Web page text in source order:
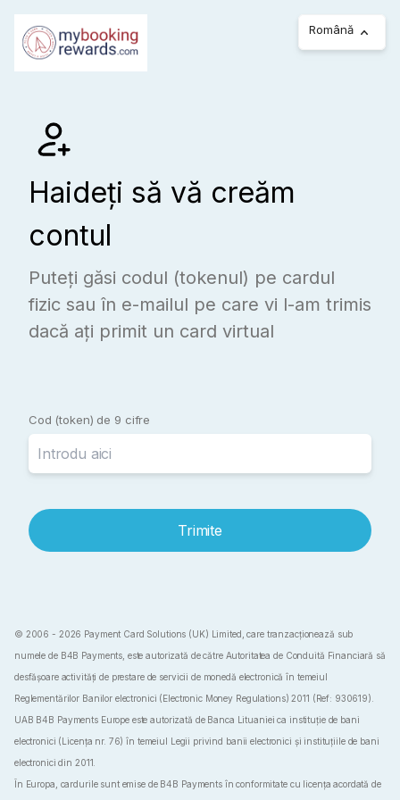
Română
Haideți să vă creăm
contul
Puteți găsi codul (tokenul) pe cardul
fizic sau în e-mailul pe care vi l-am trimis
dacă ați primit un card virtual
Cod (token) de 9 cifre
Trimite
© 2006 - 2026 Payment Card Solutions (UK) Limited, care tranzacționează sub
numele de B4B Payments, este autorizată de către Autoritatea de Conduită Financiară să
desfășoare activități de prestare de servicii de monedă electronică în temeiul
Reglementărilor Banilor electronici (Electronic Money Regulations) 2011 (Ref: 930619).
UAB B4B Payments Europe este autorizată de Banca Lituaniei ca instituție de bani
electronici (Licența nr. 76) în temeiul Legii privind banii electronici și instituțiile de bani
electronici din 2011.
În Europa, cardurile sunt emise de B4B Payments în conformitate cu licența acordată de